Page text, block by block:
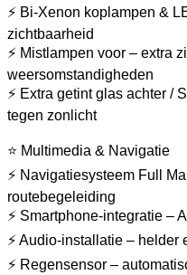
⚡ Bi-Xenon koplampen &
zichtbaarheid
⚡ Mistlampen voor – extra
weersomstandigheden
⚡ Extra getint glas achter /
tegen zonlicht
⭐ Multimedia & Navigatie
⚡ Navigatiesysteem Full
routebegeleiding
⚡ Smartphone-integratie –
⚡ Audio-installatie – helder
⚡ Regensensor –